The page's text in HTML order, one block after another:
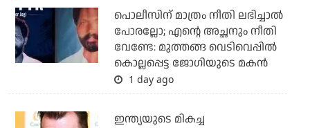
പൊലീസിന് മാത്രം നീതി ലഭിച്ചാല്‍
പോരല്ലോ; എന്റെ അച്ഛനും നീതി
വേണ്ടേ: മുത്തങ്ങ വെടിവെപ്പില്‍
കൊല്ലപ്പെട്ട ജോഗിയുടെ മകന്‍
1 day ago
ഇന്ത്യയുടെ മികച്ച